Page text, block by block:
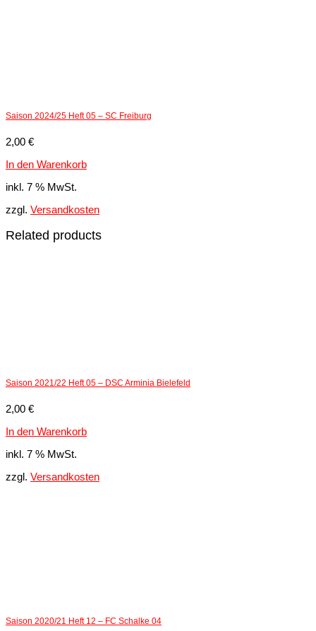
Saison 2024/25 Heft 05 – SC Freiburg
2,00 €
In den Warenkorb
inkl. 7 % MwSt.
zzgl. Versandkosten
Related products
Saison 2021/22 Heft 05 – DSC Arminia Bielefeld
2,00 €
In den Warenkorb
inkl. 7 % MwSt.
zzgl. Versandkosten
Saison 2020/21 Heft 12 – FC Schalke 04